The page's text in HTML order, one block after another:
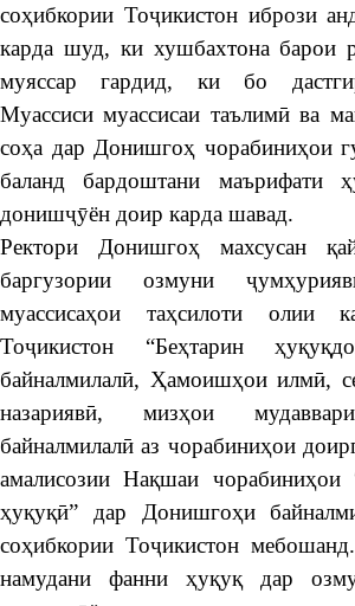
соҳибкории Тоҷикистон ибрози
карда шуд, ки хушбахтона барои
муяссар гардид, ки бо
Муассиси муассисаи таълимӣ ва
соҳа дар Донишгоҳ чорабиниҳои
баланд бардоштани маърифати
донишҷӯён доир карда шавад.
Ректори Донишгоҳ махсусан
баргузории озмуни
муассисаҳои таҳсилоти олии
Тоҷикистон “Беҳтарин
байналмилалӣ, Ҳамоишҳои илмӣ,
назариявӣ, мизҳои
байналмилалӣ аз чорабиниҳои
амалисозии Нақшаи чорабиниҳои
ҳуқуқӣ” дар Донишгоҳи
соҳибкории Тоҷикистон
намудани фанни ҳуқуқ дар